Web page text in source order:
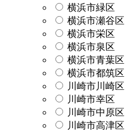
横浜市緑区
横浜市瀬谷区
横浜市栄区
横浜市泉区
横浜市青葉区
横浜市都筑区
川崎市川崎区
川崎市幸区
川崎市中原区
川崎市高津区